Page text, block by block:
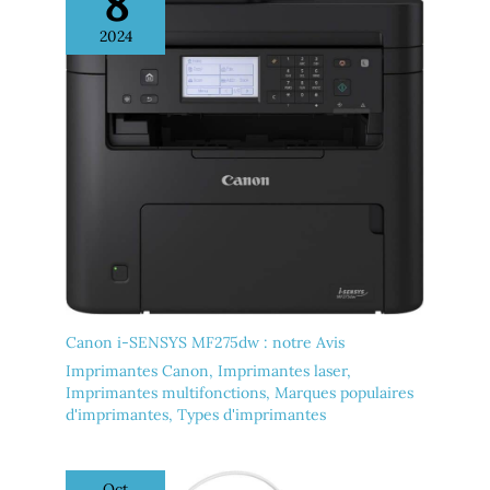
puce HP originale ; les
cartouches utilisant une
puce non HP pourraient ne
pas fonctionner ou cesser
de fonctionner
2024
Canon i-SENSYS MF275dw : notre Avis
Imprimantes Canon, Imprimantes laser,
Imprimantes multifonctions, Marques populaires
d'imprimantes, Types d'imprimantes